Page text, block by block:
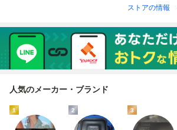
ストアの情報
人気のメーカー・ブランド
1 2 3